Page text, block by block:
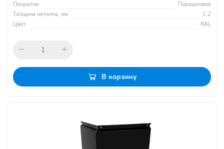
Покрытие
Порошковое
Толщина металла, мм
1.2
Цвет
RAL
В корзину